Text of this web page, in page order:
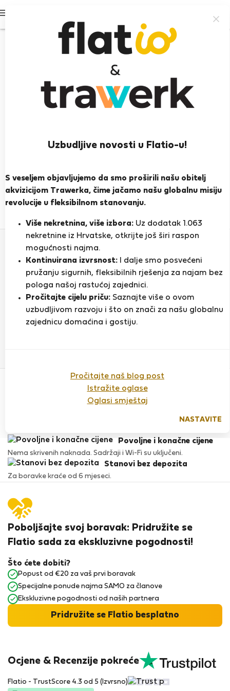
Uzbudljive novosti u Flatio-u!
S veseljem objavljujemo da smo proširili našu obitelj
akvizicijom Trawerka, čime jačamo našu globalnu misiju
revolucije u fleksibilnom stanovanju.
Više nekretnina, više izbora: Uz dodatak 1.063
nekretnine iz Hrvatske, otkrijte još širi raspon
mogućnosti najma.
Kontinuirana izvrsnost: I dalje smo posvećeni
pružanju sigurnih, fleksibilnih rješenja za najam bez
pologa našoj rastućoj zajednici.
Pročitajte cijelu priču: Saznajte više o ovom
uzbudljivom razvoju i što on znači za našu globalnu
zajednicu domaćina i gostiju.
Pročitajte naš blog post
Istražite oglase
Oglasi smještaj
NASTAVITE
Islam H.
PRIKAŽI ŽIVOTOPIS
Ocjena i reference
0
Ocjena
Do sada nema ocjena
Povjerenje & Sigurnost
Visoka razina sigurnosti za stanare zahvaljujući StayProtection
Naš ugled raste zahvaljujući iskustvima mnogih zadovoljnih
Povoljne i konačne cijene
Nema skrivenih naknada. Sadržaji i Wi-Fi su uključeni.
Stanovi bez depozita
Za boravke kraće od 6 mjeseci.
Ocjene & Recenzije pokreće
Flatio - TrustScore 4.3 od 5 (Izvrsno)
Poboljšajte svoj boravak: Pridružite se
Flatio sada za ekskluzivne pogodnosti!
Što ćete dobiti?
Popust od €20 za vaš prvi boravak
Specijalne ponude najma SAMO za članove
Ekskluzivne pogodnosti od naših partnera
Pridružite se Flatio besplatno